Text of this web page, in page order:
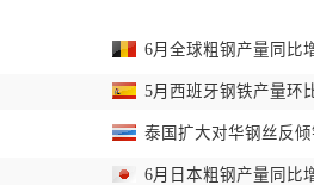
6月全球粗钢产量同比
5月西班牙钢铁产量环
泰国扩大对华钢丝反
6月日本粗钢产量同比